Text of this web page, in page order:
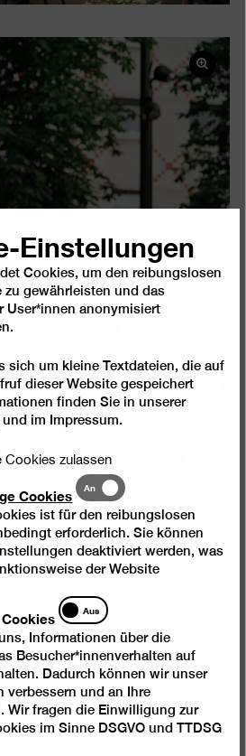
Bild
in
einer
öffnen
Bild
in
Einstellungen
Cookies, um den reibungslosen
zu gewährleisten und das
User*innen anonymisiert
sich um kleine Textdateien, die auf
dieser Website gespeichert
finden Sie in unserer
und im Impressum.
Cookies zulassen
Cookies
Technische
notwendige
Cookies
An
ist für den reibungslosen
erforderlich. Sie können
deaktiviert werden, was
der Website
Statistik
und
Analyse
Cookies
Aus
Informationen über die
Besucher*innenverhalten auf
Dadurch können wir unser
und an Ihre
Wir fragen die Einwilligung zur
im Sinne DSGVO und TTDSG